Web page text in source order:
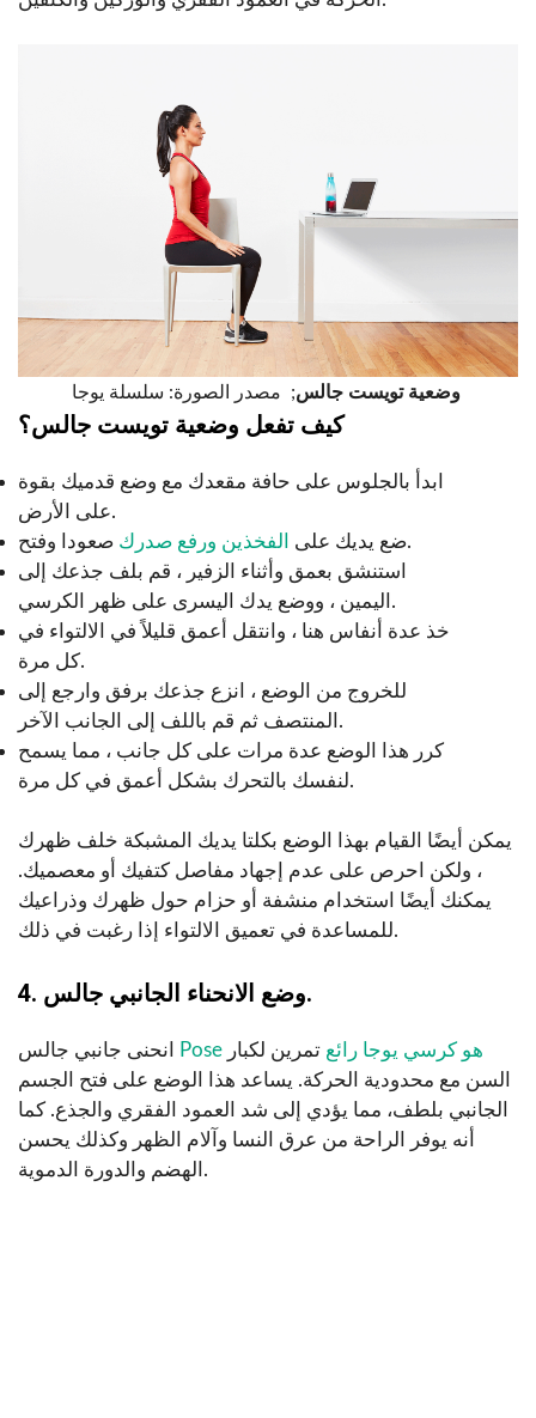
وضعية تويست جالس; مصدر الصورة: سلسلة يوجا
كيف تفعل وضعية تويست جالس؟
ابدأ بالجلوس على حافة مقعدك مع وضع قدميك بقوة
على الأرض.
ضع يديك على
الفخذين ورفع صدرك
صعودا وفتح.
استنشق بعمق وأثناء الزفير ، قم بلف جذعك إلى
اليمين ، ووضع يدك اليسرى على ظهر الكرسي.
خذ عدة أنفاس هنا ، وانتقل أعمق قليلاً في الالتواء في
كل مرة.
للخروج من الوضع ، انزع جذعك برفق وارجع إلى
المنتصف ثم قم باللف إلى الجانب الآخر.
كرر هذا الوضع عدة مرات على كل جانب ، مما يسمح
لنفسك بالتحرك بشكل أعمق في كل مرة.
يمكن أيضًا القيام بهذا الوضع بكلتا يديك المشبكة خلف ظهرك
، ولكن احرص على عدم إجهاد مفاصل كتفيك أو معصميك.
يمكنك أيضًا استخدام منشفة أو حزام حول ظهرك وذراعيك
للمساعدة في تعميق الالتواء إذا رغبت في ذلك.
4. وضع الانحناء الجانبي جالس.
Pose هو كرسي يوجا رائع تمرين لكبار
السن مع محدودية الحركة. يساعد هذا الوضع على فتح الجسم
الجانبي بلطف، مما يؤدي إلى شد العمود الفقري والجذع. كما
أنه يوفر الراحة من عرق النسا وآلام الظهر وكذلك يحسن
الهضم والدورة الدموية.